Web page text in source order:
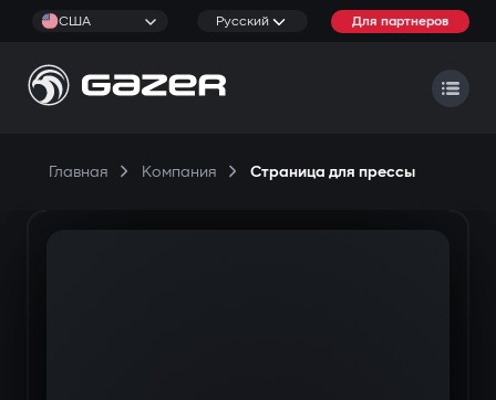
США Русский Для партнеров
Главная Компания Страница для прессы